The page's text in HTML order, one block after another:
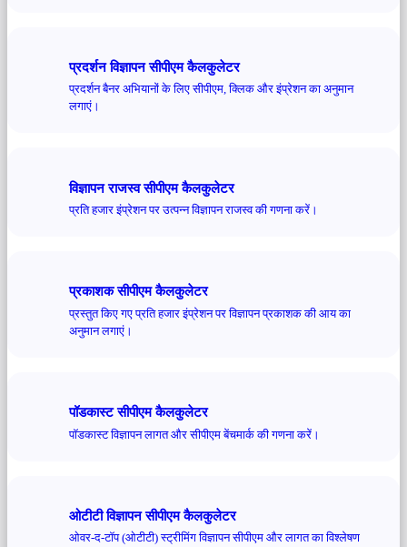
प्रदर्शन विज्ञापन सीपीएम कैलकुलेटर
प्रदर्शन बैनर अभियानों के लिए सीपीएम, क्लिक और इंप्रेशन का अनुमान
लगाएं।
विज्ञापन राजस्व सीपीएम कैलकुलेटर
प्रति हजार इंप्रेशन पर उत्पन्न विज्ञापन राजस्व की गणना करें।
प्रकाशक सीपीएम कैलकुलेटर
प्रस्तुत किए गए प्रति हजार इंप्रेशन पर विज्ञापन प्रकाशक की आय का
अनुमान लगाएं।
पॉडकास्ट सीपीएम कैलकुलेटर
पॉडकास्ट विज्ञापन लागत और सीपीएम बेंचमार्क की गणना करें।
ओटीटी विज्ञापन सीपीएम कैलकुलेटर
ओवर-द-टॉप (ओटीटी) स्ट्रीमिंग विज्ञापन सीपीएम और लागत का विश्लेषण